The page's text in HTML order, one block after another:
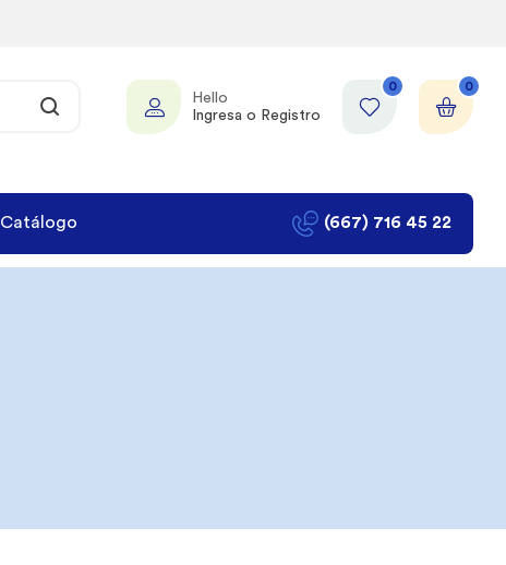
Hello
Ingresa o Registro
0 0
Catálogo (667) 716 45 22